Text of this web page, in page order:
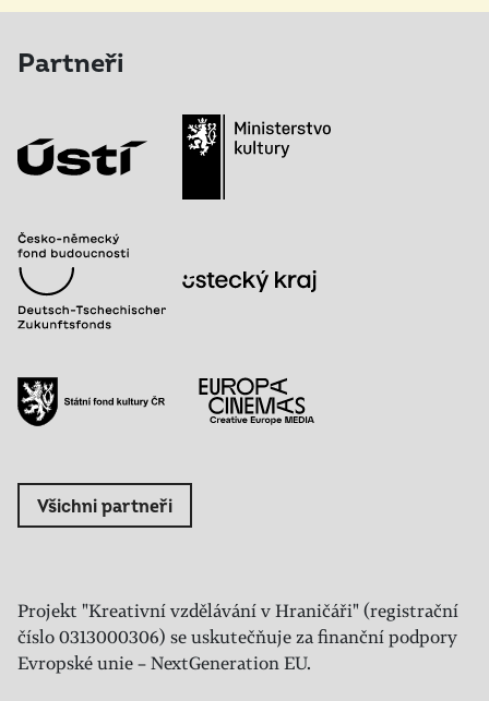
Partneři
Všichni partneři
Projekt "Kreativní vzdělávání v Hraničáři" (registrační
číslo 0313000306) se uskutečňuje za finanční podpory
Evropské unie – NextGeneration EU.